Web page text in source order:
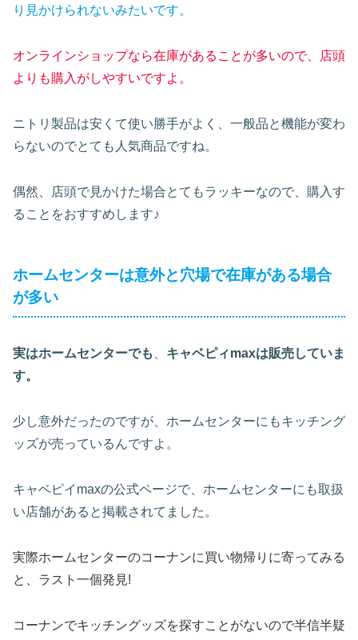
り見かけられないみたいです。
オンラインショップなら在庫があることが多いので、店頭
よりも購入がしやすいですよ。
ニトリ製品は安くて使い勝手がよく、一般品と機能が変わ
らないのでとても人気商品ですね。
偶然、店頭で見かけた場合とてもラッキーなので、購入す
ることをおすすめします♪
ホームセンターは意外と穴場で在庫がある場合
が多い
実はホームセンターでも
キャベピィmaxは販売していま
す。
少し意外だったのですが、ホームセンターにもキッチング
ッズが売っているんですよ。
キャベピイmaxの公式ページで、ホームセンターにも取扱
い店舗があると掲載されてました。
実際ホームセンターのコーナンに買い物帰りに寄ってみる
と、ラスト一個発見!
コーナンでキッチングッズを探すことがないので半信半疑